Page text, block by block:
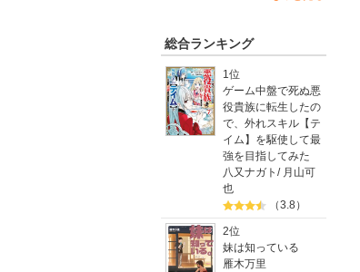
総合ランキング
1位
ゲーム中盤で死ぬ悪
役貴族に転生したの
で、外れスキル【テ
イム】を駆使して最
強を目指してみた
八又ナガト / 月山可
也
（3.8）
2位
妹は知っている
雁木万里